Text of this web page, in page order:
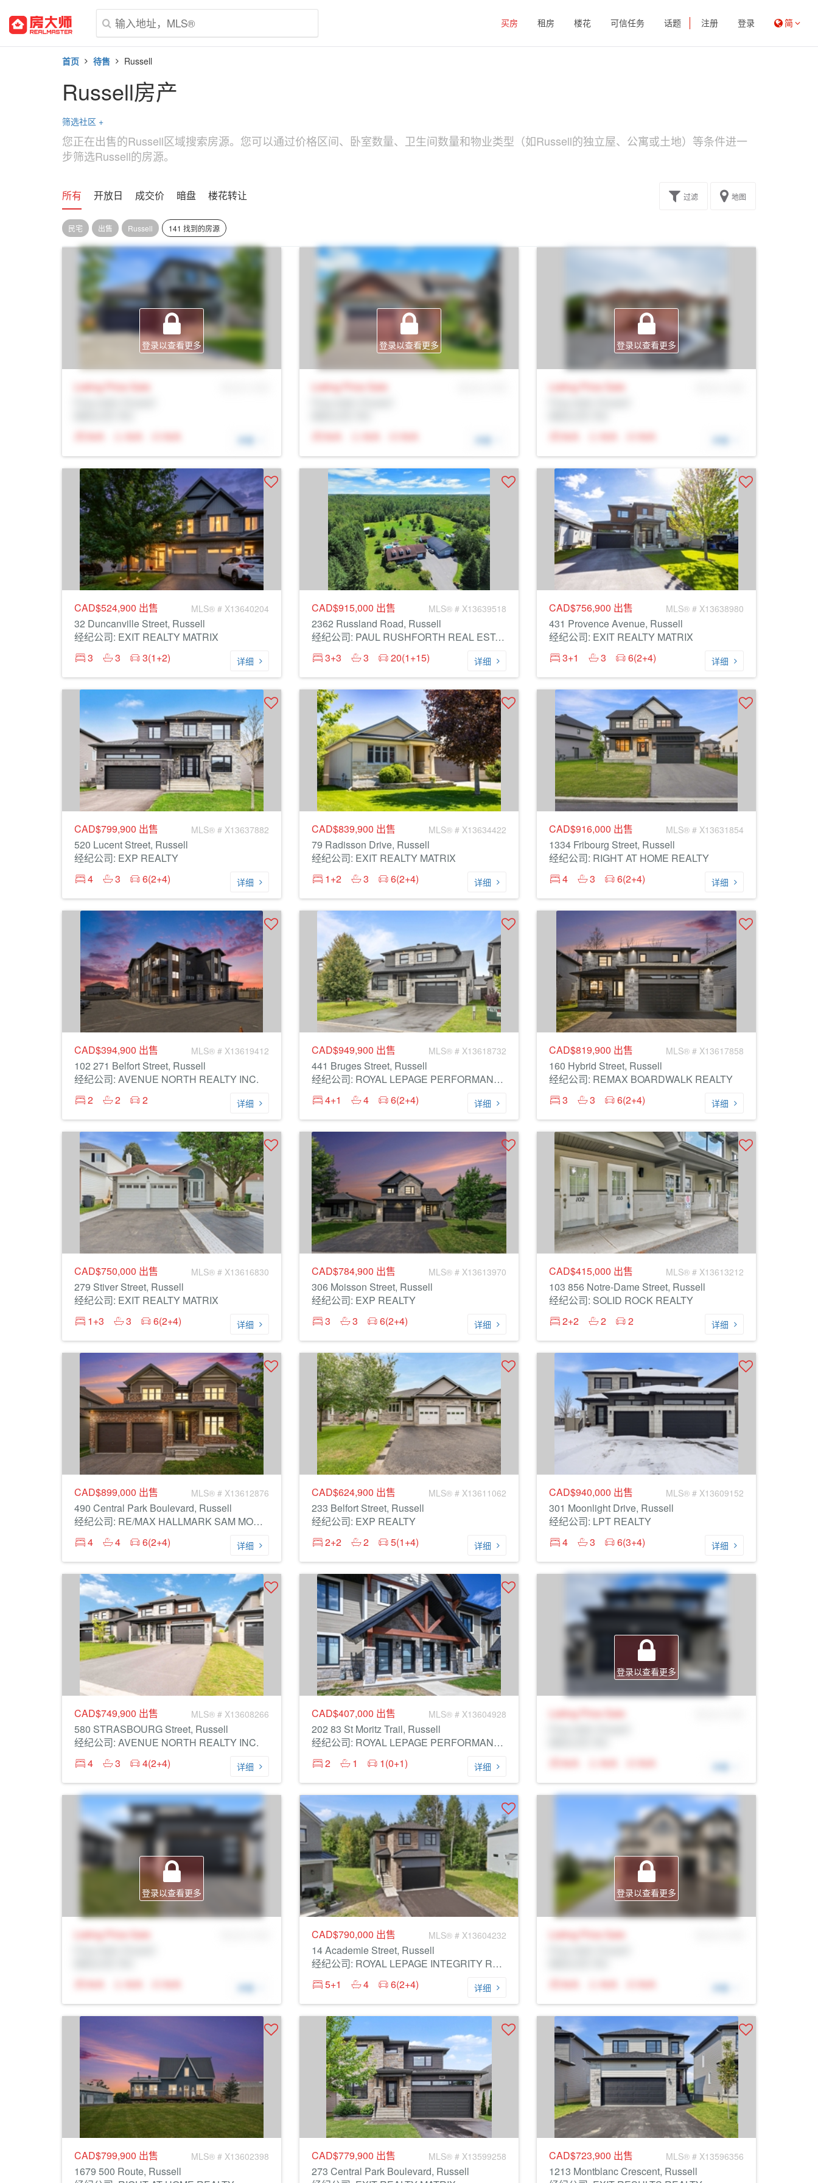
买房 租房 楼花 可信任务 话题 注册 登录 简
首页 待售 Russell
Russell房产
筛选社区 +
您正在出售的Russell区域搜索房源。您可以通过价格区间、卧室数量、卫生间数量和物业类型（如Russell的独立屋、公寓或土地）等条件进一
步筛选Russell的房源。
所有 开放日 成交价 暗盘 楼花转让 过滤 地图
民宅 出售 Russell 141 找到的房源
登录以查看更多
Listing Price Sale
N/A
N/A N/A 详细
登录以查看更多
Listing Price Sale
N/A
N/A N/A 详细
登录以查看更多
Listing Price Sale
N/A
N/A N/A 详细
CAD$524,900 出售 MLS® # X13640204
32 Duncanville Street, Russell
经纪公司: EXIT REALTY MATRIX
3
3 3(1+2) 详细
CAD$915,000 出售 MLS® # X13639518
2362 Russland Road, Russell
经纪公司: PAUL RUSHFORTH REAL ESTATE INC.
3+3
3 20(1+15) 详细
CAD$756,900 出售 MLS® # X13638980
431 Provence Avenue, Russell
经纪公司: EXIT REALTY MATRIX
3+1
3 6(2+4) 详细
CAD$799,900 出售 MLS® # X13637882
520 Lucent Street, Russell
经纪公司: EXP REALTY
4
3 6(2+4) 详细
CAD$839,900 出售 MLS® # X13634422
79 Radisson Drive, Russell
经纪公司: EXIT REALTY MATRIX
1+2
3 6(2+4) 详细
CAD$916,000 出售 MLS® # X13631854
1334 Fribourg Street, Russell
经纪公司: RIGHT AT HOME REALTY
4
3 6(2+4) 详细
CAD$394,900 出售 MLS® # X13619412
102 271 Belfort Street, Russell
经纪公司: AVENUE NORTH REALTY INC.
2
2 2 详细
CAD$949,900 出售 MLS® # X13618732
441 Bruges Street, Russell
经纪公司: ROYAL LEPAGE PERFORMANCE REALTY
4+1
4 6(2+4) 详细
CAD$819,900 出售 MLS® # X13617858
160 Hybrid Street, Russell
经纪公司: REMAX BOARDWALK REALTY
3
3 6(2+4) 详细
CAD$750,000 出售 MLS® # X13616830
279 Stiver Street, Russell
经纪公司: EXIT REALTY MATRIX
1+3
3 6(2+4) 详细
CAD$784,900 出售 MLS® # X13613970
306 Moisson Street, Russell
经纪公司: EXP REALTY
3
3 6(2+4) 详细
CAD$415,000 出售 MLS® # X13613212
103 856 Notre-Dame Street, Russell
经纪公司: SOLID ROCK REALTY
2+2
2 2 详细
CAD$899,000 出售 MLS® # X13612876
490 Central Park Boulevard, Russell
经纪公司: RE/MAX HALLMARK SAM MOUSSA REALTY
4
4 6(2+4) 详细
CAD$624,900 出售 MLS® # X13611062
233 Belfort Street, Russell
经纪公司: EXP REALTY
2+2
2 5(1+4) 详细
CAD$940,000 出售 MLS® # X13609152
301 Moonlight Drive, Russell
经纪公司: LPT REALTY
4
3 6(3+4) 详细
CAD$749,900 出售 MLS® # X13608266
580 STRASBOURG Street, Russell
经纪公司: AVENUE NORTH REALTY INC.
4
3 4(2+4) 详细
CAD$407,000 出售 MLS® # X13604928
202 83 St Moritz Trail, Russell
经纪公司: ROYAL LEPAGE PERFORMANCE REALTY
2
1 1(0+1) 详细
登录以查看更多
Listing Price Sale
N/A
N/A N/A 详细
登录以查看更多
Listing Price Sale
N/A
N/A N/A 详细
CAD$790,000 出售 MLS® # X13604232
14 Academie Street, Russell
经纪公司: ROYAL LEPAGE INTEGRITY REALTY
5+1
4 6(2+4) 详细
登录以查看更多
Listing Price Sale
N/A
N/A N/A 详细
CAD$799,900 出售 MLS® # X13602398
1679 500 Route, Russell
CAD$779,900 出售 MLS® # X13599258
273 Central Park Boulevard, Russell
CAD$723,900 出售 MLS® # X13596356
1213 Montblanc Crescent, Russell